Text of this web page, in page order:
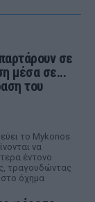
σε
μέσα σε...
του
το Mykonos
να
έντονο
τραγουδώντας
όχημα